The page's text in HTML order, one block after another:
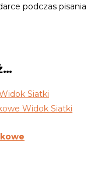
podczas pisania
Siatki
Widok Siatki